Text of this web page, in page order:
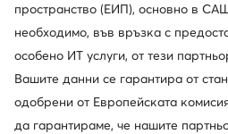
Информации
пространство (ЕИП), основно в
необходимо, във връзка с
особено ИТ услуги, от тези
Вашите данни се гарантира от
одобрени от Европейската
да гарантираме, че нашите